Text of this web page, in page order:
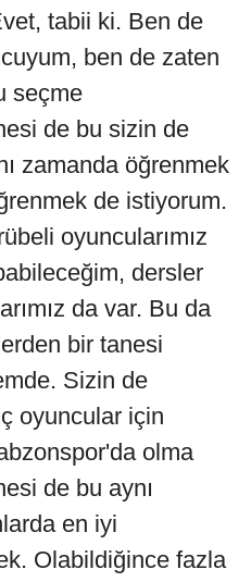
tabii ki. Ben de
ben de zaten
seçme
de bu sizin de
zamanda öğrenmek
de istiyorum.
oyuncularımız
dersler
da var. Bu da
bir tanesi
Sizin de
oyuncular için
olma
de bu aynı
en iyi
Olabildiğince fazla